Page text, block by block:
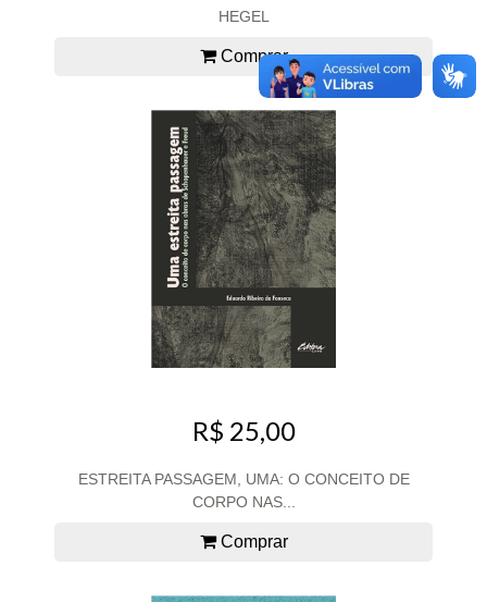
HEGEL
Comprar
R$ 25,00
ESTREITA PASSAGEM, UMA: O CONCEITO DE
CORPO NAS...
Comprar